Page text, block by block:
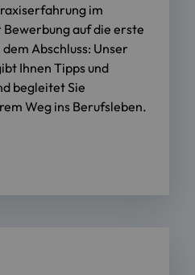
im
Bewerbung auf die erste
Abschluss: Unser
Ihnen Tipps und
begleitet Sie
Weg ins Berufsleben.